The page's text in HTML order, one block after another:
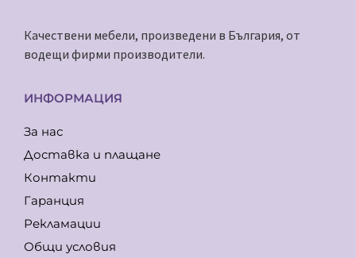
Качествени мебели, произведени в България, от
водещи фирми производители.
ИНФОРМАЦИЯ
За нас
Доставка и плащане
Контакти
Гаранция
Рекламации
Общи условия